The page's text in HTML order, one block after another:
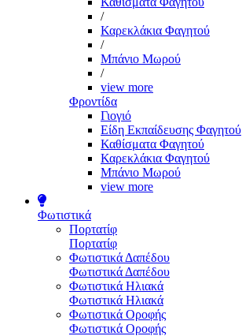
/
Καρεκλάκια Φαγητού
/
Μπάνιο Μωρού
/
view more
Φροντίδα
Γιογιό
Είδη Εκπαίδευσης Φαγητού
Καθίσματα Φαγητού
Καρεκλάκια Φαγητού
Μπάνιο Μωρού
view more
Φωτιστικά
Πορτατίφ
Πορτατίφ
Φωτιστικά Δαπέδου
Φωτιστικά Δαπέδου
Φωτιστικά Ηλιακά
Φωτιστικά Ηλιακά
Φωτιστικά Οροφής
Φωτιστικά Οροφής